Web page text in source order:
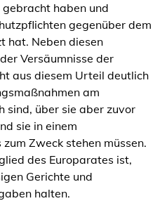
haben und
gegenüber dem
hat. Neben diesen
Versäumnisse der
aus diesem Urteil deutlich
am
über sie aber zuvor
sie in einem
Zweck stehen müssen.
des Europarates ist,
Gerichte und
halten.